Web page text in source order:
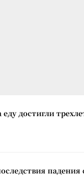
достигли
падения